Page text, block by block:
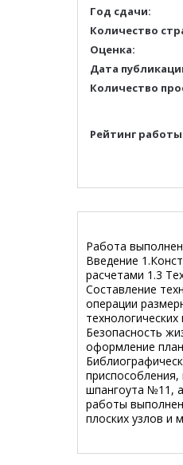
Год сдачи:
Количество
Оценка:
Дата
Количество
Рейтинг
Работа
Введение
расчетами 1.3
Составление
операции
Безопасность
оформление
приспособления,
шпангоута №11,
работы
плоских узлов и